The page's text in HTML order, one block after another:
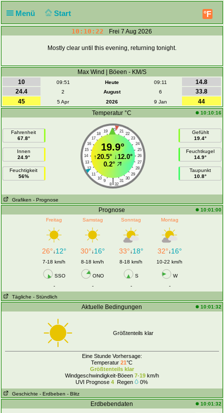
Menü Start °F
10:10:23 Frei 7 Aug 2026
Mostly clear until this evening, returning tonight.
Max Wind | Böeen - KM/S
10
09:51 Heute 09:11
14.8
24.4
2 August 6
33.8
45
5 Apr 2026 9 Jan
44
Temperatur °C
10:10:16
Fahrenheit
67.8°
Innen
24.9°
Feuchtigkeit
56%
20
19 21
18
22
17
23
16
24
15
25
14
26
13
27
12
28
11
29
10
30
9 31
|
8 32
19.9°
↑20.5°↓12.0°
0.2°
Gefühlt
19.4°
Feuchtkugel
14.9°
Taupunkt
10.8°
Grafiken - Prognose
Prognose
10:01:00
Freitag
Samstag Sonntag Montag
26°↓12° 30°↓16° 33°↓18° 32°↓16°
7-18 km/h 8-18 km/h 8-18 km/h 10-22 km/h
SSO ONO S
W
-
- -
-
Tägliche - Stündlich
Aktuelle Bedingungen 10:01:32
Größtenteils klar
Eine Stunde Vorhersage:
Temperatur21°C
Größtenteils klar
Windgeschwindigkeit-Böeen 7-19km/h
UVI Prognose4 Regen 0%
Geschichte - Erdbeben - Blitz
Erdbebendaten 10:01:32